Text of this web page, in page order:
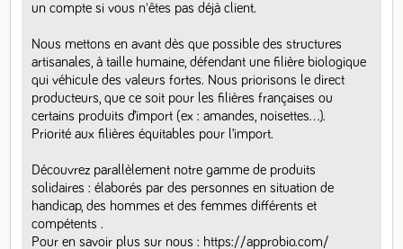
un compte si vous n'êtes pas déjà client.
Nous mettons en avant dès que possible des structures
artisanales, à taille humaine, défendant une filière biologique
qui véhicule des valeurs fortes. Nous priorisons le direct
producteurs, que ce soit pour les filières françaises ou
certains produits d’import (ex : amandes, noisettes…).
Priorité aux filières équitables pour l’import.
Découvrez parallèlement notre gamme de produits
solidaires : élaborés par des personnes en situation de
handicap, des hommes et des femmes différents et
compétents .
Pour en savoir plus sur nous : https://approbio.com/